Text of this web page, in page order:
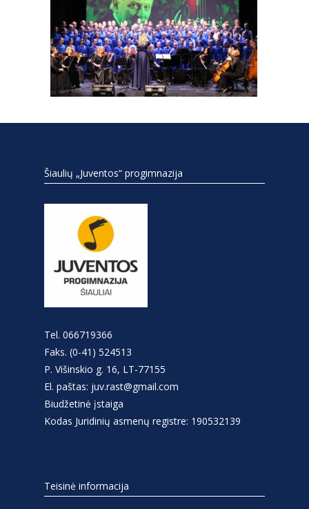
Šiaulių „Juventos“ progimnazija
Tel. 066719366
Faks. (0-41) 524513
P. Višinskio g. 16, LT-77155
El. paštas: juv.rast@gmail.com
Biudžetinė įstaiga
Kodas Juridinių asmenų registre: 190532139
Teisinė informacija